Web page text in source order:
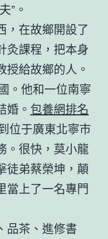
”。
，在故鄉開設了
灸課程，把本身
給故鄉的人。
。他和一位南寧
婚。 包養網排名
位于廣東北寧市
。很快，莫小龍
徒弟蔡榮坤，顛
當上了一名專門
品茶、進修書